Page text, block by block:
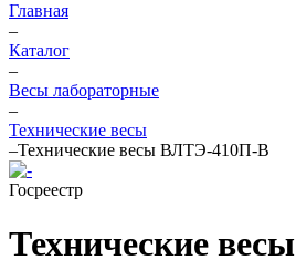
Главная
–
Каталог
–
Весы лабораторные
–
Технические весы
–Технические весы ВЛТЭ-410П-В
Госреестр
Технические весы